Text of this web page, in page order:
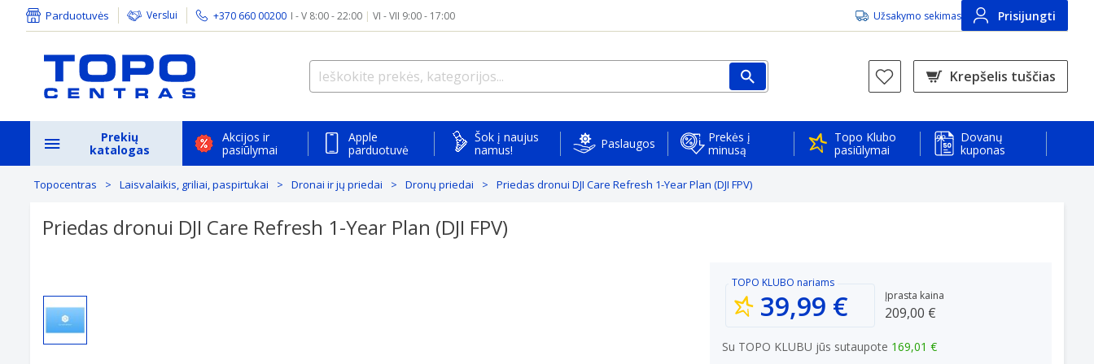
Parduotuvės Verslui +370 660 00200 I - V 8:00 - 22:00 | VI - VII 9:00 - 17:00 Užsakymo sekimas Prisijungti
Krepšelis tuščias
Prekių
katalogas
Akcijos ir
pasiūlymai
Apple
parduotuvė
Šok į naujus
namus!
Paslaugos
Prekės į
minusą
Topo Klubo
pasiūlymai
Dovanų
kuponas
Topocentras Laisvalaikis, griliai, paspirtukai Dronai ir jų priedai Dronų priedai Priedas dronui DJI Care Refresh 1-Year Plan (DJI FPV)
Priedas dronui DJI Care Refresh 1-Year Plan (DJI FPV)
TOPO KLUBO nariams
39,99 € Įprasta kaina
209,00 €
Su TOPO KLUBU jūs sutaupote 169,01 €